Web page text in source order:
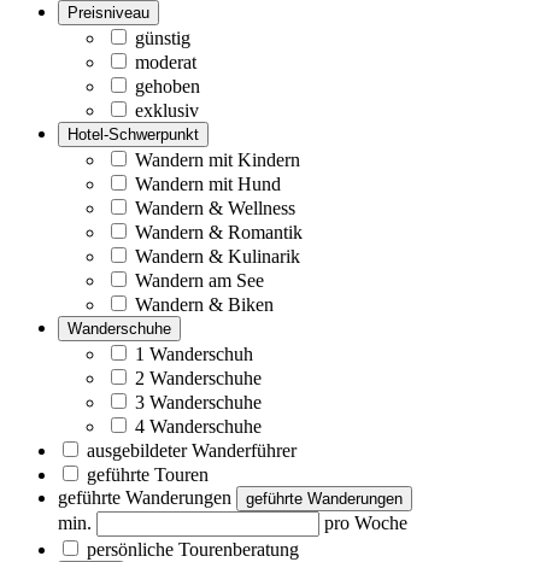
Preisniveau
günstig
moderat
gehoben
exklusiv
Hotel-Schwerpunkt
Wandern mit Kindern
Wandern mit Hund
Wandern & Wellness
Wandern & Romantik
Wandern & Kulinarik
Wandern am See
Wandern & Biken
Wanderschuhe
1 Wanderschuh
2 Wanderschuhe
3 Wanderschuhe
4 Wanderschuhe
ausgebildeter Wanderführer
geführte Touren
geführte Wanderungen
geführte Wanderungen
min.
pro Woche
persönliche Tourenberatung